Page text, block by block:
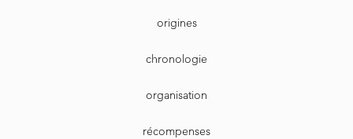
origines
chronologie
organisation
récompenses